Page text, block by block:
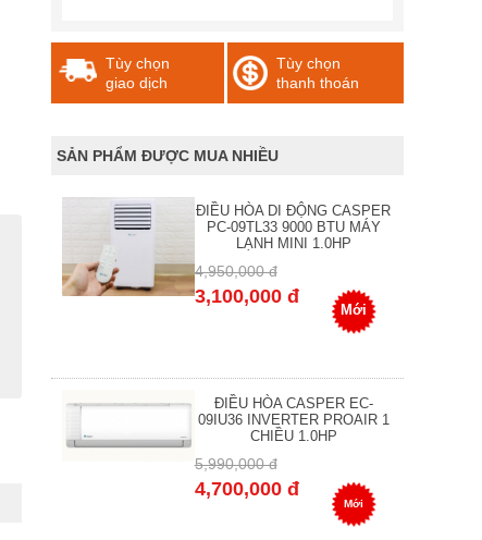
Tùy chọn
giao dịch
Tùy chọn
thanh thoán
SẢN PHẨM ĐƯỢC MUA NHIỀU
ĐIỀU HÒA DI ĐỘNG CASPER
PC-09TL33 9000 BTU MÁY
LẠNH MINI 1.0HP
4,950,000 đ
3,100,000 đ
Mới
ĐIỀU HÒA CASPER EC-
09IU36 INVERTER PROAIR 1
CHIỀU 1.0HP
5,990,000 đ
4,700,000 đ
Mới